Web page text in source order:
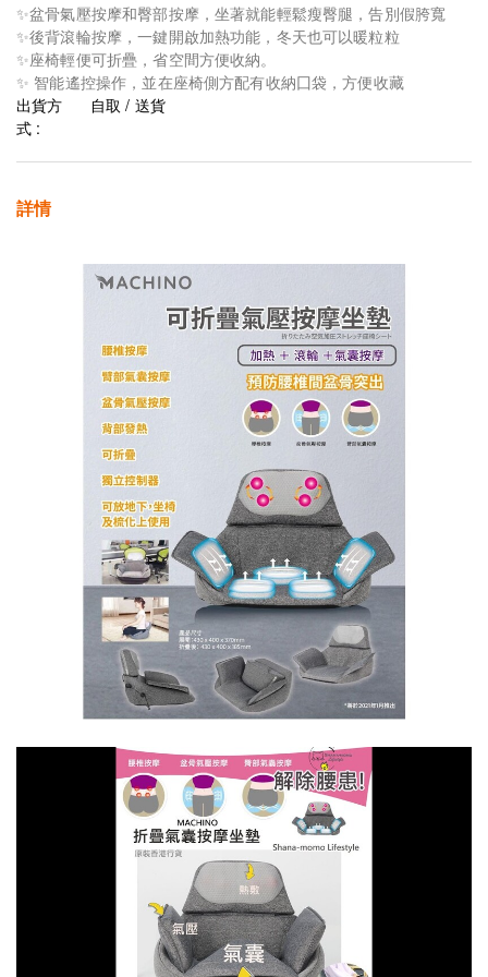
✨盆骨氣壓按摩和臀部按摩，坐著就能輕鬆瘦臀腿，告別假胯寬
✨後背滾輪按摩，一鍵開啟加熱功能，冬天也可以暖粒粒
✨座椅輕便可折疊，省空間方便收納。
✨ 智能遙控操作，並在座椅側方配有收納囗袋，方便收藏
出貨方
式 :
自取 / 送貨
詳情